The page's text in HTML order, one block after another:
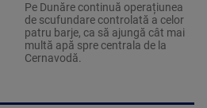
Pe Dunăre continuă operațiunea
de scufundare controlată a celor
patru barje, ca să ajungă cât mai
multă apă spre centrala de la
Cernavodă.